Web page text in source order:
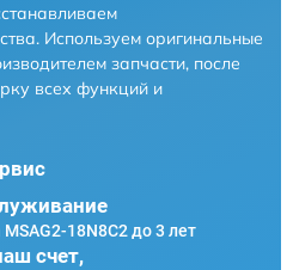
Используем оригинальные
запчасти, после
всех функций и
18N8C2 до 3 лет
счет,